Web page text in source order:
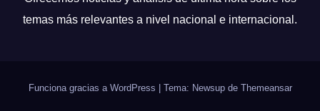
temas más relevantes a nivel nacional e internacional.
Funciona gracias a WordPress | Tema: Newsup de Themeansar